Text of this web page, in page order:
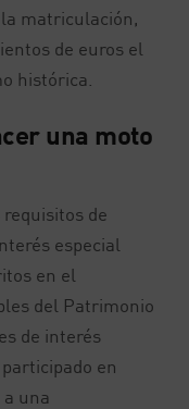
matriculación,
de euros el
histórica.
una moto
de
especial
en el
del Patrimonio
de interés
en
una